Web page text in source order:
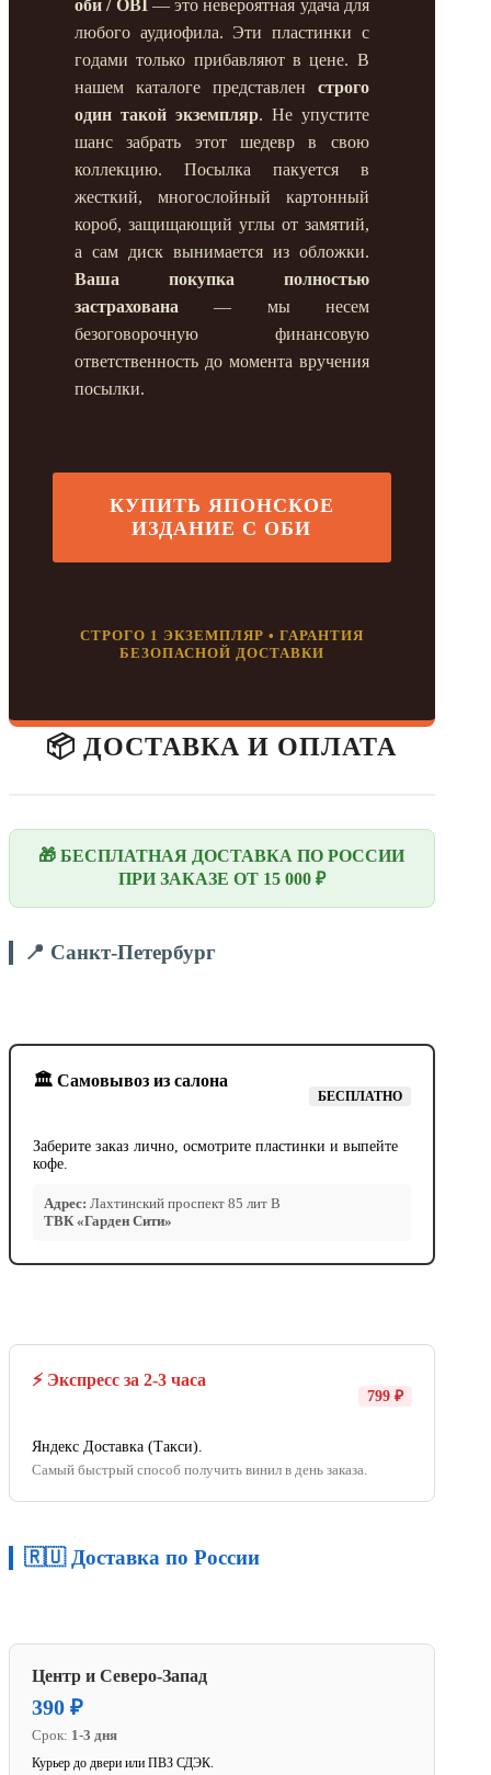
оби / OBI — это невероятная удача для
любого аудиофила. Эти пластинки с
годами только прибавляют в цене. В
нашем каталоге представлен строго
один такой экземпляр. Не упустите
шанс забрать этот шедевр в свою
коллекцию. Посылка пакуется в
жесткий, многослойный картонный
короб, защищающий углы от замятий,
а сам диск вынимается из обложки.
Ваша покупка полностью
застрахована — мы несем
безоговорочную финансовую
ответственность до момента вручения
посылки.
КУПИТЬ ЯПОНСКОЕ
ИЗДАНИЕ С ОБИ
СТРОГО 1 ЭКЗЕМПЛЯР • ГАРАНТИЯ
БЕЗОПАСНОЙ ДОСТАВКИ
📦 ДОСТАВКА И ОПЛАТА
🎁 БЕСПЛАТНАЯ ДОСТАВКА ПО РОССИИ
ПРИ ЗАКАЗЕ ОТ 15 000 ₽
📍 Санкт-Петербург
🏛️ Самовывоз из салона
БЕСПЛАТНО
Заберите заказ лично, осмотрите пластинки и выпейте
кофе.
Адрес: Лахтинский проспект 85 лит В
ТВК «Гарден Сити»
⚡ Экспресс за 2-3 часа
799 ₽
Яндекс Доставка (Такси).
Самый быстрый способ получить винил в день заказа.
🇷🇺 Доставка по России
Центр и Северо-Запад
390 ₽
Срок: 1-3 дня
Курьер до двери или ПВЗ СДЭК.